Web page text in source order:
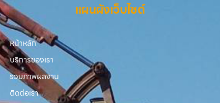
แผนผังเว็บไซต์
หน้าหลัก
บริการของเรา
รวมภาพผลงาน
ติดต่อเรา